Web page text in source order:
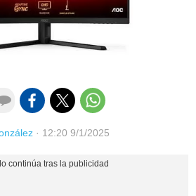
· 12:20 9/1/2025